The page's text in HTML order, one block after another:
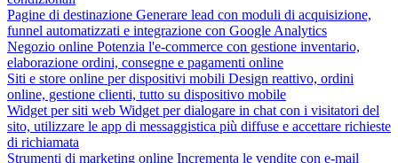
Pagine di destinazione Generare lead con moduli di acquisizione,
funnel automatizzati e integrazione con Google Analytics
Negozio online Potenzia l'e-commerce con gestione inventario,
elaborazione ordini, consegne e pagamenti online
Siti e store online per dispositivi mobili Design reattivo, ordini
online, gestione clienti, tutto su dispositivo mobile
Widget per siti web Widget per dialogare in chat con i visitatori del
sito, utilizzare le app di messaggistica più diffuse e accettare richieste
di richiamata
Strumenti di marketing online Incrementa le vendite con e-mail